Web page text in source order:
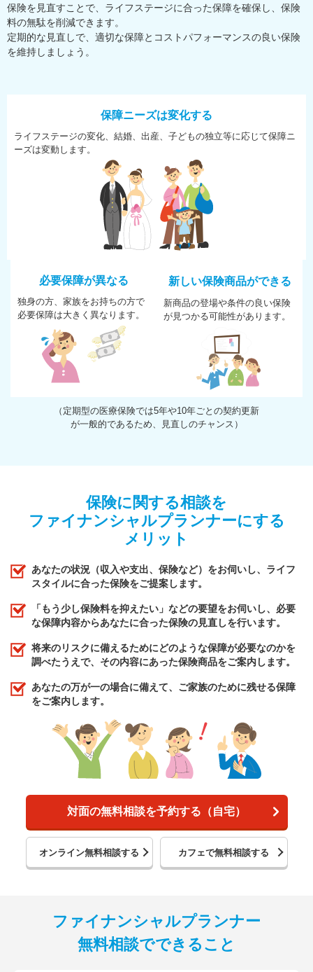
保険を見直すことで、ライフステージに合った保障を確保し、保険
料の無駄を削減できます。
定期的な見直しで、適切な保障とコストパフォーマンスの良い保険
を維持しましょう。
保障ニーズは変化する
ライフステージの変化、結婚、 出産、子どもの独立等に応じて保障ニ
ーズは変動します。
必要保障が異なる
独身の方、家族をお持ちの方で
必要保障は大きく異なります。
新しい保険商品ができる
新商品の登場や条件の良い保険
が見つかる可能性があります。
（定期型の医療保険では5年や10年ごとの契約更新
が一般的であるため、見直しのチャンス）
保険に関する相談を
ファイナンシャルプランナーにする
メリット
あなたの状況（収入や支出、保険など）をお伺いし、ライフ
スタイルに合った保険をご提案します。
「もう少し保険料を抑えたい」などの要望をお伺いし、必要
な保障内容からあなたに合った保険の見直しを行います。
将来のリスクに備えるためにどのような保障が必要なのかを
調べたうえで、その内容にあった保険商品をご案内します。
あなたの万が一の場合に備えて、ご家族のために残せる保障
をご案内します。
対面の無料相談を予約する（自宅）
オンライン無料相談する カフェで無料相談する
ファイナンシャルプランナー
無料相談でできること